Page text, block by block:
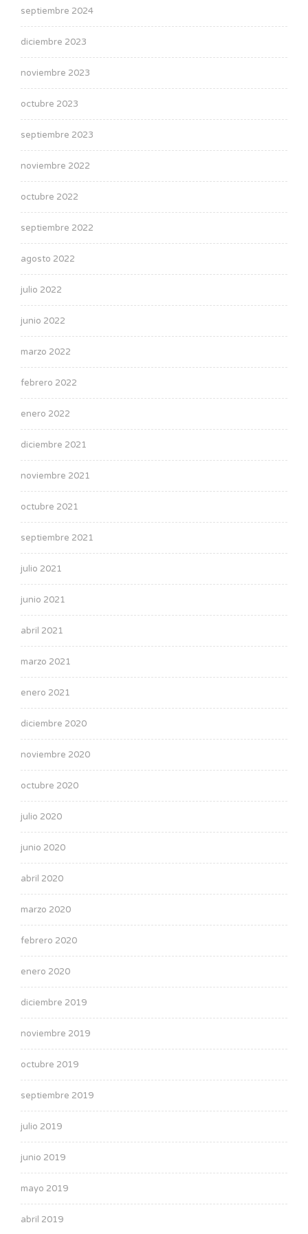
septiembre 2024
diciembre 2023
noviembre 2023
octubre 2023
septiembre 2023
noviembre 2022
octubre 2022
septiembre 2022
agosto 2022
julio 2022
junio 2022
marzo 2022
febrero 2022
enero 2022
diciembre 2021
noviembre 2021
octubre 2021
septiembre 2021
julio 2021
junio 2021
abril 2021
marzo 2021
enero 2021
diciembre 2020
noviembre 2020
octubre 2020
julio 2020
junio 2020
abril 2020
marzo 2020
febrero 2020
enero 2020
diciembre 2019
noviembre 2019
octubre 2019
septiembre 2019
julio 2019
junio 2019
mayo 2019
abril 2019